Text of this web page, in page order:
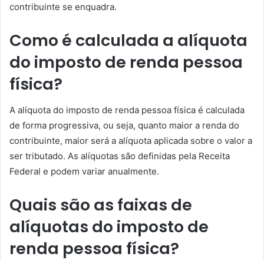
contribuinte se enquadra.
Como é calculada a alíquota
do imposto de renda pessoa
física?
A alíquota do imposto de renda pessoa física é calculada
de forma progressiva, ou seja, quanto maior a renda do
contribuinte, maior será a alíquota aplicada sobre o valor a
ser tributado. As alíquotas são definidas pela Receita
Federal e podem variar anualmente.
Quais são as faixas de
alíquotas do imposto de
renda pessoa física?